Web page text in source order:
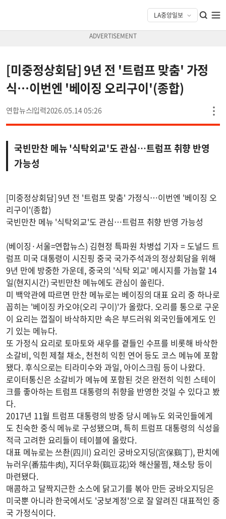
[미중정상회담] 9년 전 '트럼프 맞춤' 가정
식…이번엔 '베이징 오리구이'(종합)
연합뉴스 2026.05.14 05:26
국빈만찬 메뉴 '식탁외교'도 관심…트럼프 취향 반영
가능성
[미중정상회담] 9년 전 '트럼프 맞춤' 가정식…이번엔 '베이징 오
리구이'(종합)
국빈만찬 메뉴 '식탁외교'도 관심…트럼프 취향 반영 가능성
(베이징·서울=연합뉴스) 김현정 특파원 차병섭 기자 = 도널드 트
럼프 미국 대통령이 시진핑 중국 국가주석과의 정상회담을 위해
9년 만에 방중한 가운데, 중국의 '식탁 외교' 메시지를 가늠할 14
일(현지시간) 국빈만찬 메뉴에도 관심이 쏠린다.
미 백악관에 따르면 만찬 메뉴로는 베이징의 대표 요리 중 하나로
꼽히는 '베이징 카오야(오리 구이)'가 올랐다. 오리를 통으로 구운
이 요리는 껍질이 바삭하지만 속은 부드러워 외국인들에게도 인
기 있는 메뉴다.
또 가정식 요리로 토마토와 새우를 곁들인 수프를 비롯해 바삭한
소갈비, 익힌 제철 채소, 천천히 익힌 연어 등도 코스 메뉴에 포함
됐다. 후식으로는 티라미수와 과일, 아이스크림 등이 나왔다.
로이터통신은 소갈비가 메뉴에 포함된 것은 완전히 익힌 스테이
크를 좋아하는 트럼프 대통령의 취향을 반영한 것일 수 있다고 봤
다.
2017년 11월 트럼프 대통령의 방중 당시 메뉴도 외국인들에게
도 친숙한 중식 메뉴로 구성됐으며, 특히 트럼프 대통령의 식성을
적극 고려한 요리들이 테이블에 올랐다.
대표 메뉴로는 쓰촨(四川) 요리인 궁바오지딩(宮保鷄丁), 판치에
뉴러우(番茄牛肉), 지더우화(鷄豆花)와 해산물찜, 채소탕 등이
마련됐다.
매콤하고 달짝지근한 소스에 닭고기를 볶아 만든 궁바오지딩은
미국뿐 아니라 한국에서도 '궁보계정'으로 잘 알려진 대표적인 중
국 가정식이다.